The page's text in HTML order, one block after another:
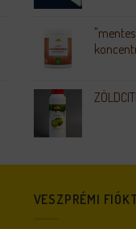
VESZPRÉMI